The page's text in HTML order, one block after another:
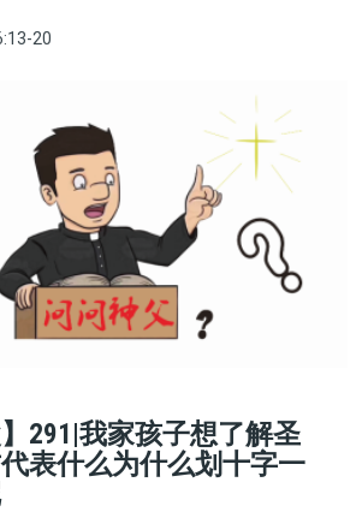
20
】291|我家孩子想了解圣
表什么为什么划十字一